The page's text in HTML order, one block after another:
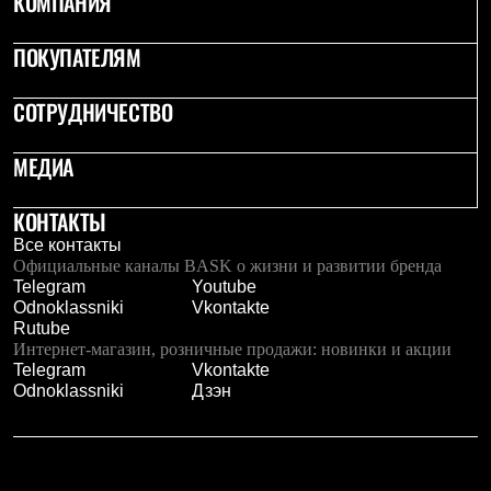
Уход за обувью
Аксессуары
Шапки
Балаклавы и маски
Повязки
Панамы
Перчатки и рукавицы
Перчатки
Рукавицы
Носки
Полезные аксессуары
Брелки
Ремни
Шевроны
Опушки
Уход за одеждой
ПОКУПАТЕЛЯМ
СОТРУДНИЧЕСТВО
МЕДИА
КОНТАКТЫ
Все контакты
Официальные каналы BASK о жизни и развитии бренда
Telegram
Youtube
Odnoklassniki
Vkontakte
Rutube
Интернет-магазин, розничные продажи: новинки и акции
Telegram
Vkontakte
Odnoklassniki
Дзэн